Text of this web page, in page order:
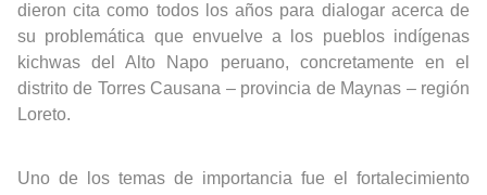
dieron cita como todos los años para dialogar acerca de
su problemática que envuelve a los pueblos indígenas
kichwas del Alto Napo peruano, concretamente en el
distrito de Torres Causana – provincia de Maynas – región
Loreto.
Uno de los temas de importancia fue el fortalecimiento